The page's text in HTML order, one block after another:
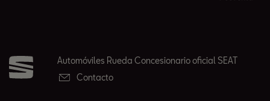
Automóviles Rueda Concesionario oficial SEAT
Contacto